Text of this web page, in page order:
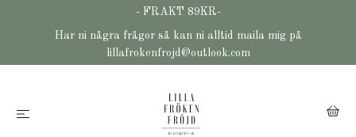
- FRAKT 89KR-
Har ni några frågor så kan ni alltid maila mig på
lillafrokenfrojd@outlook.com